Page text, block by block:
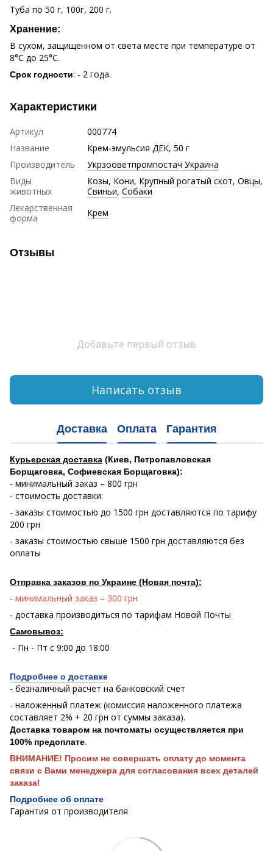
Туба по 50 г, 100г, 200 г.
Хранение:
В сухом, защищенном от света месте при температуре от
8°С до 25°С.
Срок годности: - 2 года.
Характеристики
Артикул
000774
Название
Крем-эмульсия ДЕК, 50 г
Производитель
Укрзооветпромпостач Украина
Виды
животных
Козы, Кони, Крупный рогатый скот, Овцы,
Свиньи,Собаки
Лекарственная
форма
Крем
Отзывы
Добавьте первый отзыв
Написать отзыв
Доставка Оплата Гарантия
Курьерская доставка (Киев, Петропавловская
Борщаговка, Софиевская Борщаговка):
- минимальный заказ – 800 грн
- стоимость доставки:
- заказы стоимостью до 1500 грн доставляются по тарифу
200 грн
- заказы стоимостью свыше 1500 грн доставляются без
оплаты
Отправка заказов по Украине (Новая почта):
- минимальный заказ – 300 грн
- доставка производиться по тарифам Новой Почты
Самовывоз:
- Пн - Пт с 9:00 до 18:00
Подробнее о доставке
- безналичный расчет на банковский счет
- наложенный платеж (комиссия наложенного платежа
составляет 2% + 20 грн от суммы заказа).
Доставка товаром на почтоматы осуществляется при
100% предоплате.
ВНИМАНИЕ! Просим не совершать оплату до момента
связи с Вами менеджера для согласования всех деталей
заказа!
Подробнее об оплате
Гарантия от производителя